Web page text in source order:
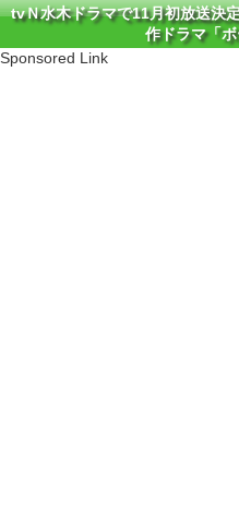
tvＮ水木ドラマで11月初放送決
作ドラマ「
Sponsored Link